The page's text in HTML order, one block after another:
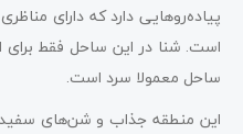
پیاده‌روهایی دارد که دارای
است. شنا در این ساحل فقط
ساحل معمولا سرد است.
این منطقه جذاب و شن‌های سفید